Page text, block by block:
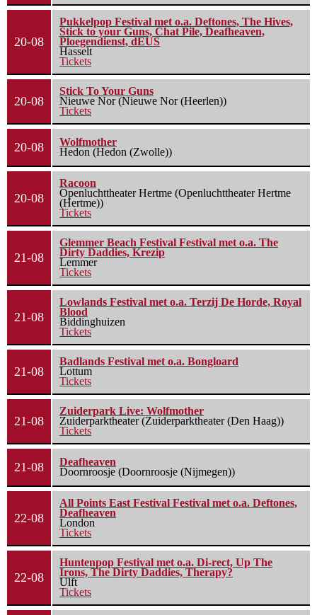
20-08
Pukkelpop Festival met o.a. Deftones, The Hives,
Stick to your Guns, Chat Pile, Deafheaven,
Ploegendienst, dEUS
Hasselt
Tickets
20-08
Stick To Your Guns
Nieuwe Nor (Nieuwe Nor (Heerlen))
Tickets
20-08
Wolfmother
Hedon (Hedon (Zwolle))
20-08
Racoon
Openluchttheater Hertme (Openluchttheater Hertme
(Hertme))
Tickets
21-08
Glemmer Beach Festival Festival met o.a. The
Dirty Daddies, Krezip
Lemmer
Tickets
21-08
Lowlands Festival met o.a. Terzij De Horde, Royal
Blood
Biddinghuizen
Tickets
21-08
Badlands Festival met o.a. Bongloard
Lottum
Tickets
21-08
Zuiderpark Live: Wolfmother
Zuiderparktheater (Zuiderparktheater (Den Haag))
Tickets
21-08
Deafheaven
Doornroosje (Doornroosje (Nijmegen))
22-08
All Points East Festival Festival met o.a. Deftones,
Deafheaven
London
Tickets
22-08
Huntenpop Festival met o.a. Di-rect, Up The
Irons, The Dirty Daddies, Therapy?
Ulft
Tickets